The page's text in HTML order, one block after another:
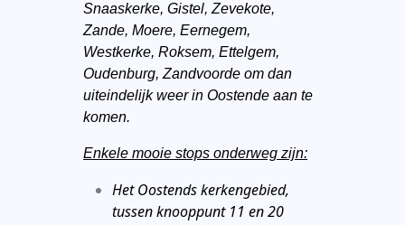
Snaaskerke, Gistel, Zevekote,
Zande, Moere, Eernegem,
Westkerke, Roksem, Ettelgem,
Oudenburg, Zandvoorde om dan
uiteindelijk weer in Oostende aan te
komen.
Enkele mooie stops onderweg zijn:
Het Oostendskerkengebied,
tussen knooppunt 11 en 20